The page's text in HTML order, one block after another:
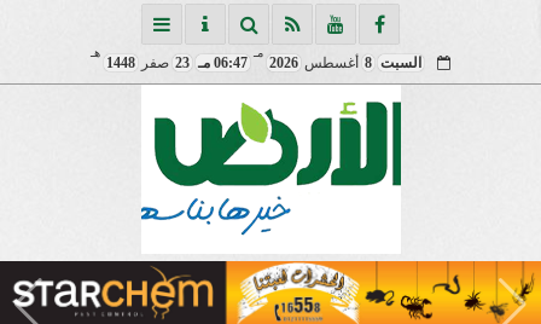
السبت 8 أغسطس 2026
مـ
06:47 مـ 23 صفر 1448
هـ